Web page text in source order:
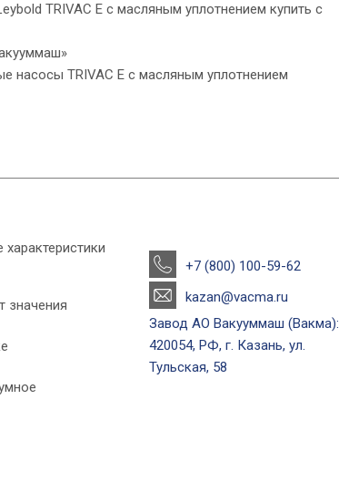
TRIVAC E с масляным уплотнением купить с
насосы TRIVAC E с масляным уплотнением
значения
+7 (800) 100-59-62
kazan@vacma.ru
Завод АО Вакууммаш (Вакма):
420054, РФ, г. Казань, ул.
Тульская, 58